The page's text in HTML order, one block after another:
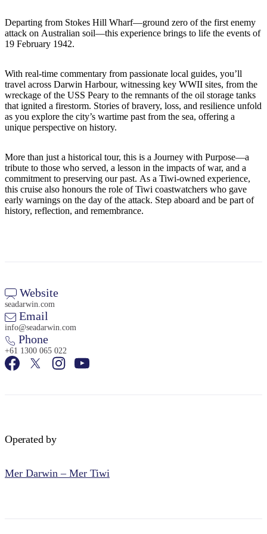
Rechercher:
Sign
up
Departing from Stokes Hill Wharf—ground zero of the first enemy
attack on Australian soil—this experience brings to life the events of
19 February 1942.
With real-time commentary from passionate local guides, you’ll
travel across Darwin Harbour, witnessing key WWII sites, from the
wreckage of the USS Peary to the remnants of the oil storage tanks
that ignited a firestorm. Stories of bravery, loss, and resilience unfold
as you explore the city’s wartime past from the sea, offering a
unique perspective on history.
More than just a historical tour, this is a Journey with Purpose—a
tribute to those who served, a lesson in the impacts of war, and a
commitment to preserving our past. As a Tiwi-owned experience,
this cruise also honours the role of Tiwi coastwatchers who gave
early warnings on the day of the attack. Step aboard and be part of
history, reflection, and remembrance.
Website
seadarwin.com
Email
info@seadarwin.com
Phone
+61 1300 065 022
Operated by
Mer Darwin – Mer Tiwi